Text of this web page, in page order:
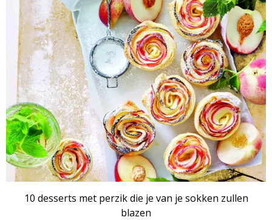
RECEPTENSET
10 desserts met perzik die je van je sokken zullen
blazen